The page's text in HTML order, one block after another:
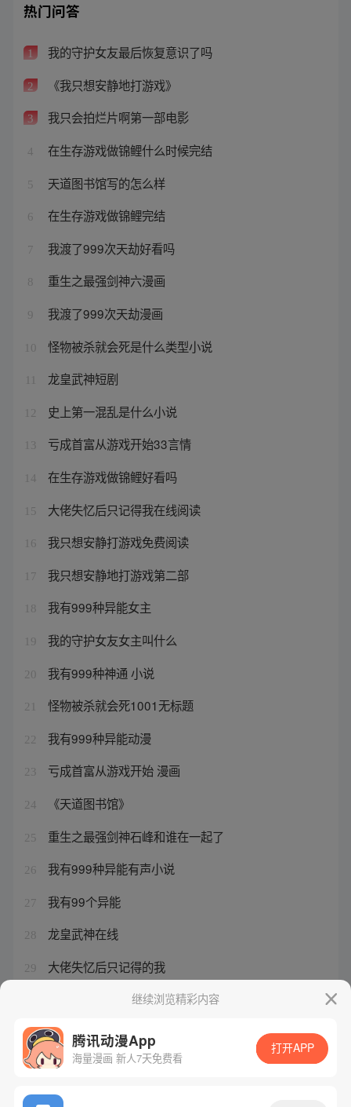
热门问答
1 我的守护女友最后恢复意识了吗
2 《我只想安静地打游戏》
3 我只会拍烂片啊第一部电影
4 在生存游戏做锦鲤什么时候完结
5 天道图书馆写的怎么样
6 在生存游戏做锦鲤完结
7 我渡了999次天劫好看吗
8 重生之最强剑神六漫画
9 我渡了999次天劫漫画
10 怪物被杀就会死是什么类型小说
龙皇武神短剧
12 史上第一混乱是什么小说
13 亏成首富从游戏开始33言情
14 在生存游戏做锦鲤好看吗
15 大佬失忆后只记得我在线阅读
16 我只想安静打游戏免费阅读
17 我只想安静地打游戏第二部
18 我有999种异能女主
19 我的守护女友女主叫什么
20 我有999种神通 小说
21 怪物被杀就会死1001无标题
22 我有999种异能动漫
23 亏成首富从游戏开始 漫画
24 《天道图书馆》
25 重生之最强剑神石峰和谁在一起了
26 我有999种异能有声小说
27 我有99个异能
28 龙皇武神在线
29 大佬失忆后只记得的我
大佬失忆后只记得我70章
继续浏览精彩内容
腾讯动漫App
海量漫画 新人7天免费看
打开APP